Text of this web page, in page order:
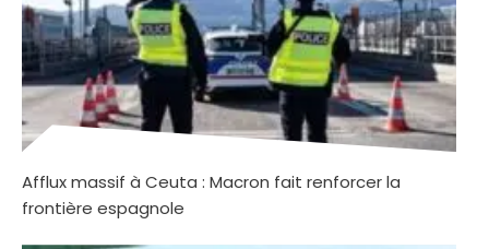
Afflux massif à Ceuta : Macron fait renforcer la
frontière espagnole